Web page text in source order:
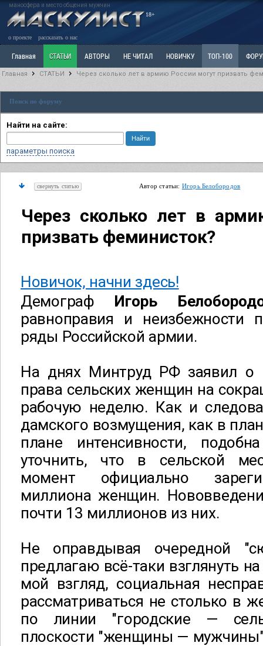
маносфера и место общения мужчин
18+
о проекте рассказать о нас
Главная СТАТЬИ АВТОРЫ НЕ ЧИТАЛ НОВИЧКУ ТОП-100
Ветка: Расстаюсь или Развожусь. САНЧАС Ветка: Наболевшее. Выскажись!
РАЗДЕЛ: Разное
Главная СТАТЬИ Через сколько лет в армию России могут призвать
Поиск по форуму
Найти на сайте:
параметры поиска
свернуть статью Автор статьи: Игорь Белобородов
Через сколько лет в
призвать феминисток?
Новичок, начни здесь!
Демограф Игорь
равноправия и
ряды Российской армии.
На днях Минтруд РФ заявил о
права сельских женщин на
рабочую неделю. Как и
дамского возмущения, как в
плане интенсивности,
уточнить, что в сельской
момент официально
миллиона женщин.
почти 13 миллионов из них.
Не оправдывая очередной
предлагаю всё-таки взглянуть
мой взгляд, социальная
рассматриваться не столько в
по линии "городские —
плоскости "женщины —